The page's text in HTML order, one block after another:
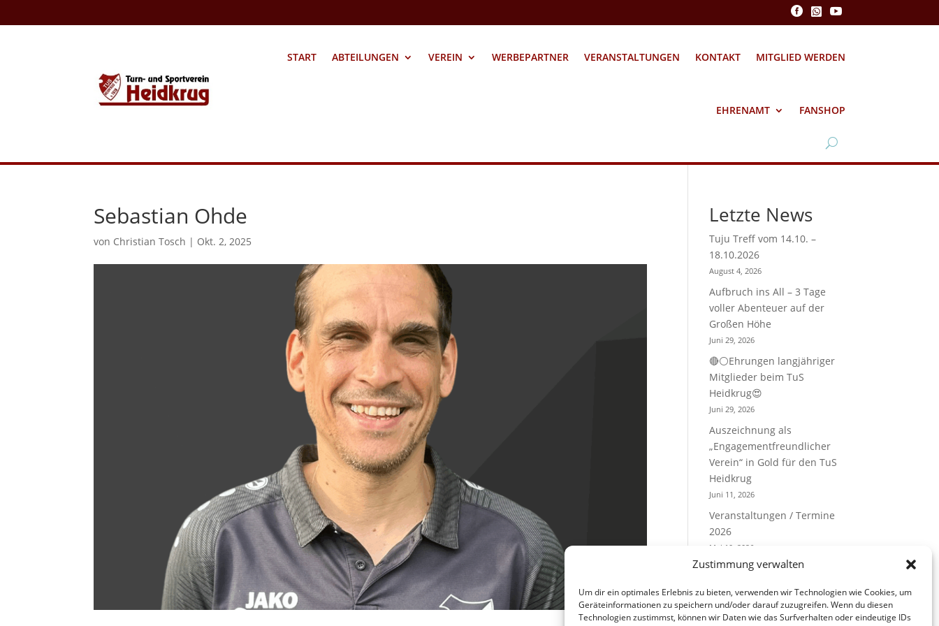
Zustimmung verwalten
Um dir ein optimales Erlebnis zu bieten, verwenden wir Technologien wie Cookies, um
Geräteinformationen zu speichern und/oder darauf zuzugreifen. Wenn du diesen
Technologien zustimmst, können wir Daten wie das Surfverhalten oder eindeutige IDs
  
START ABTEILUNGEN VEREIN WERBEPARTNER VERANSTALTUNGEN KONTAKT MITGLIED WERDEN
EHRENAMT FANSHOP
Sebastian Ohde
von Christian Tosch | Okt. 2, 2025
Letzte News
Tuju Treff vom 14.10. –
18.10.2026
August 4, 2026
Aufbruch ins All – 3 Tage
voller Abenteuer auf der
Großen Höhe
Juni 29, 2026
🔴⚪Ehrungen langjähriger
Mitglieder beim TuS
Heidkrug😍
Juni 29, 2026
Auszeichnung als
„Engagementfreundlicher
Verein“ in Gold für den TuS
Heidkrug
Juni 11, 2026
Veranstaltungen / Termine
2026
Mai 10, 2026